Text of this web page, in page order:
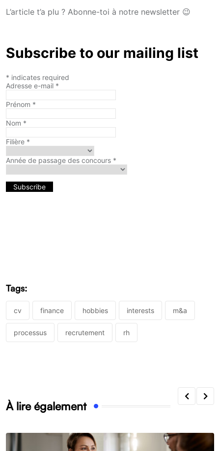
L’article t’a plu ? Abonne-toi à notre newsletter 😉
Subscribe to our mailing list
* indicates required
Adresse e-mail *
Prénom *
Nom *
Filière *
Année de passage des concours *
Tags:
cv finance hobbies interests m&a
processus recrutement rh
À lire également